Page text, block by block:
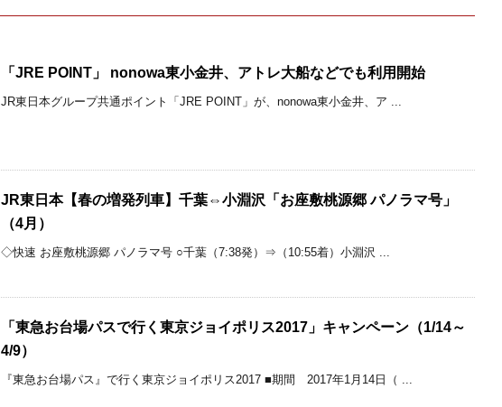
「JRE POINT」 nonowa東小金井、アトレ大船などでも利用開始
JR東日本グループ共通ポイント「JRE POINT」が、nonowa東小金井、ア ...
JR東日本【春の増発列車】千葉⇔小淵沢「お座敷桃源郷 パノラマ号」
（4月）
◇快速 お座敷桃源郷 パノラマ号 ○千葉（7:38発）⇒（10:55着）小淵沢 ...
「東急お台場パスで行く東京ジョイポリス2017」キャンペーン（1/14～
4/9）
『東急お台場パス』で行く東京ジョイポリス2017 ■期間 2017年1月14日（ ...